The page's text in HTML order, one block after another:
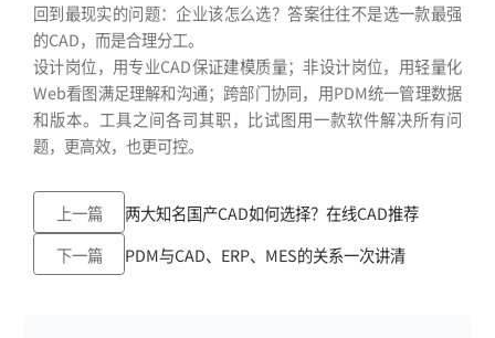
回到最现实的问题：企业该怎么选？答案往往不是选一款最强
的CAD，而是合理分工。
设计岗位，用专业CAD保证建模质量；非设计岗位，用轻量化
Web看图满足理解和沟通；跨部门协同，用PDM统一管理数据
和版本。工具之间各司其职，比试图用一款软件解决所有问
题，更高效，也更可控。
上一篇
两大知名国产CAD如何选择？在线CAD推荐
下一篇
PDM与CAD、ERP、MES的关系一次讲清